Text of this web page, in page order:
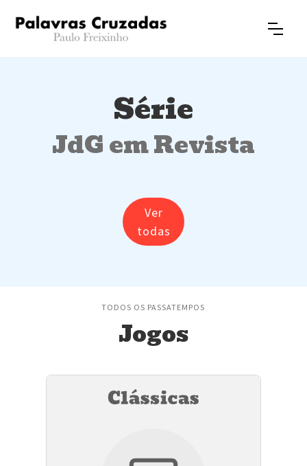
Série
JdG em Revista
Ver
todas
TODOS OS PASSATEMPOS
Jogos